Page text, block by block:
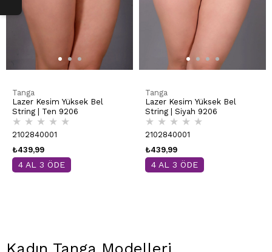
Tanga
Lazer Kesim Yüksek Bel
String | Ten 9206
★ ★ ★ ★ ★
2102840001
₺439,99
4 AL 3 ÖDE
Tanga
Lazer Kesim Yüksek Bel
String | Siyah 9206
★ ★ ★ ★ ★
2102840001
₺439,99
4 AL 3 ÖDE
Kadın Tanga Modelleri